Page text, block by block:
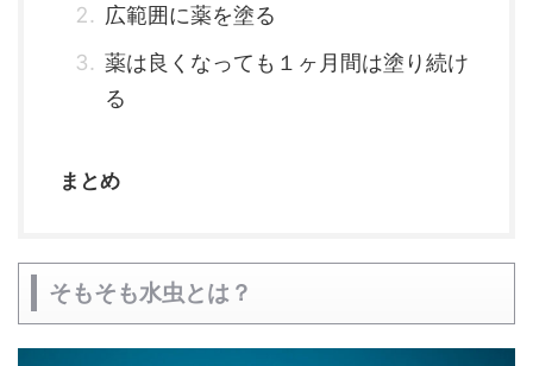
広範囲に薬を塗る
薬は良くなっても１ヶ月間は塗り続け
る
まとめ
そもそも水虫とは？